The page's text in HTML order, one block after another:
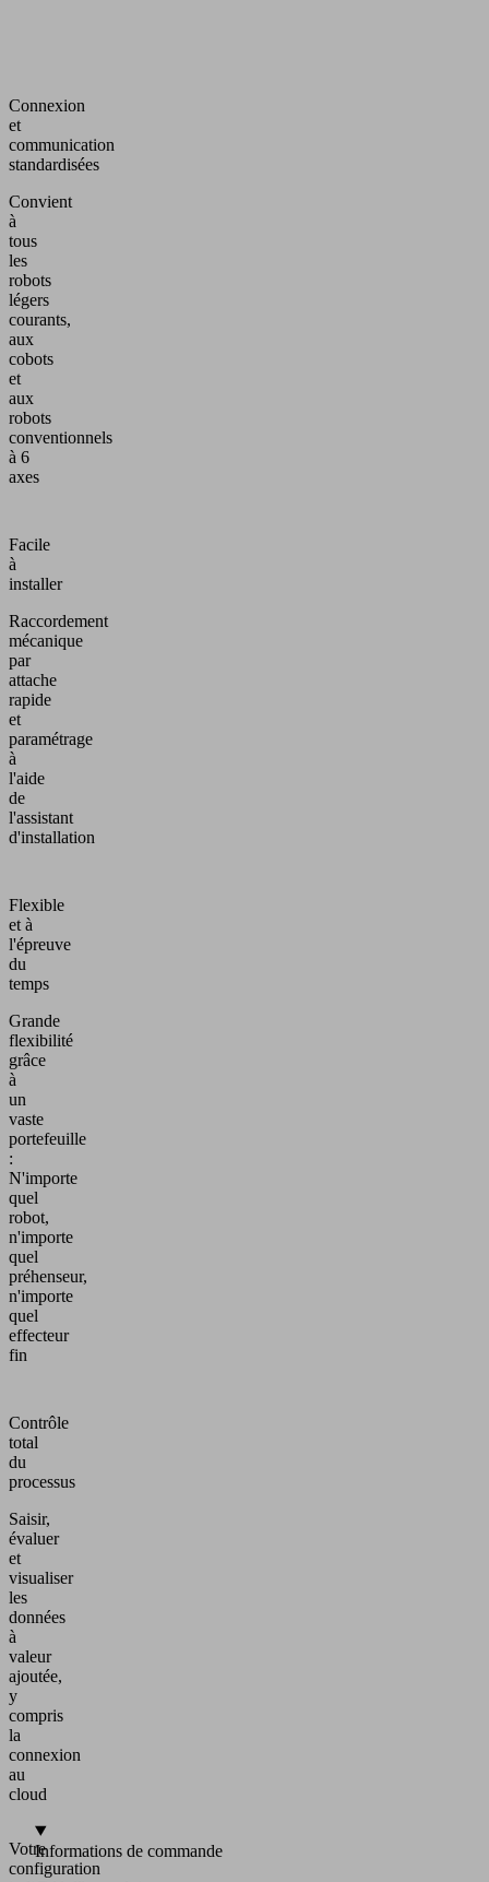
Connexion
et
communication
standardisées
Convient
à
tous
les
robots
légers
courants,
aux
cobots
et
aux
robots
conventionnels
à 6
axes
Facile
à
installer
Raccordement
mécanique
par
attache
rapide
et
paramétrage
à
l'aide
de
l'assistant
d'installation
Flexible
et à
l'épreuve
du
temps
Grande
flexibilité
grâce
à
un
vaste
portefeuille
:
N'importe
quel
robot,
n'importe
quel
préhenseur,
n'importe
quel
effecteur
fin
Contrôle
total
du
processus
Saisir,
évaluer
et
visualiser
les
données
à
valeur
ajoutée,
y
compris
la
connexion
au
cloud
Votre
configuration
Informations de commande